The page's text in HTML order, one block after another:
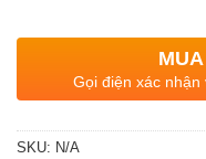
Gọi điện xác
SKU: N/A